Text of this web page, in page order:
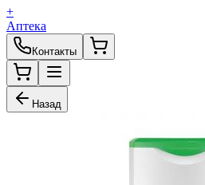
+
Аптека
Контакты
Назад